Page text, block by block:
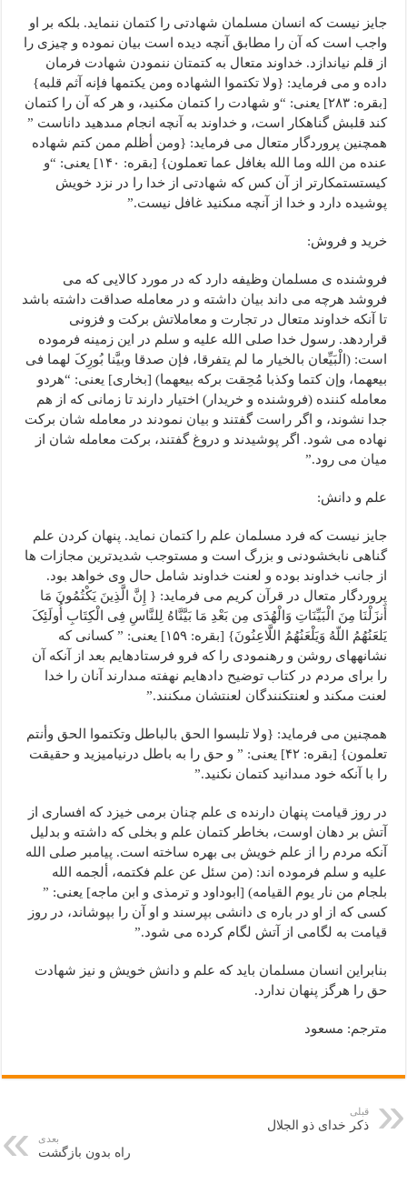
جایز نیست که انسان مسلمان شهادتی را کتمان ننماید. بلکه بر او
واجب است که آن را مطابق آنچه دیده است بیان نموده و چیزی را
از قلم نیاندازد. خداوند متعال به کتمتان ننمودن شهادت فرمان
داده و می فرماید: {ولا تکتموا الشهاده ومن یکتمها فإنه آثم قلبه}
[بقره: ۲۸۳] یعنی: “و شهادت را کتمان مکنید، و هر که آن را کتمان
کند قلبش گناهکار است‏، و خداوند به آنچه انجام مى‏دهید داناست ”
همچنین پروردگار متعال می فرماید: {ومن أظلم ممن کتم شهاده
عنده من الله وما الله بغافل عما تعملون} [بقره: ۱۴۰] یعنی: “و
کیست‏ستمکارتر از آن کس که شهادتى از خدا را در نزد خویش
پوشیده دارد و خدا از آنچه مى‏کنید غافل نیست.”
خرید و فروش:
فروشنده ی مسلمان وظیفه دارد که در مورد کالایی که می
فروشد هرچه می داند بیان داشته و در معامله صداقت داشته باشد
تا آنکه خداوند متعال در تجارت و معاملاتش برکت و فزونی
قراردهد. رسول خدا صلى الله علیه و سلم در این زمینه فرموده
است: (الْبَیِّعان بالخیار ما لم یتفرقا، فإن صدقا وبیَّنا بُورِکَ لهما فی
بیعهما، وإن کتما وکذبا مُحِقت برکه بیعهما) [بخاری] یعنی: “هردو
معامله کننده (فروشنده و خریدار) اختیار دارند تا زمانی که از هم
جدا نشوند، و اگر راست گفتند و بیان نمودند در معامله شان برکت
نهاده می شود. اگر پوشیدند و دروغ گفتند، برکت معامله شان از
میان می رود.”
علم و دانش:
جایز نیست که فرد مسلمان علم را کتمان نماید. پنهان کردن علم
گناهی نابخشودنی و بزرگ است و مستوجب شدیدترین مجازات ها
از جانب خداوند بوده و لعنت خداوند شامل حال وی خواهد بود.
پروردگار متعال در قرآن کریم می فرماید: { إِنَّ الَّذِینَ یَکْتُمُونَ مَا
أَنزَلْنَا مِنَ الْبَیِّنَاتِ وَالْهُدَى مِن بَعْدِ مَا بَیَّنَّاهُ لِلنَّاسِ فِی الْکِتَابِ أُولَئِکَ
یَلعَنُهُمُ اللّهُ وَیَلْعَنُهُمُ اللَّاعِنُونَ} [بقره: ۱۵۹] یعنی: ” کسانى که
نشانه‏هاى روشن و رهنمودى را که فرو فرستاده‏ایم بعد از آنکه آن
را براى مردم در کتاب توضیح داده‏ایم نهفته مى‏دارند آنان را خدا
لعنت مى‏کند و لعنت‏کنندگان لعنتشان مى‏کنند.”
همچنین می فرماید: {ولا تلبسوا الحق بالباطل وتکتموا الحق وأنتم
تعلمون} [بقره: ۴۲] یعنی: ” و حق را به باطل درنیامیزید و حقیقت
را با آنکه خود مى‏دانید کتمان نکنید.”
در روز قیامت پنهان دارنده ی علم چنان برمی خیزد که افساری از
آتش بر دهان اوست، بخاطر کتمان علم و بخلی که داشته و بدلیل
آنکه مردم را از علم خویش بی بهره ساخته است. پیامبر صلى الله
علیه و سلم فرموده اند: (من سئل عن علم فکتمه، ألجمه الله
بلجام من نار یوم القیامه) [ابوداود و ترمذی و ابن ماجه] یعنی: ”
کسی که از او در باره ی دانشی بپرسند و او آن را بپوشاند، در روز
قیامت به لگامی از آتش لگام کرده می شود.”
بنابراین انسان مسلمان باید که علم و دانش خویش و نیز شهادت
حق را هرگز پنهان ندارد.
مترجم: مسعود
قبلی
ذکر خداى ذو الجلال
بعدی
راه بدون بازگشت